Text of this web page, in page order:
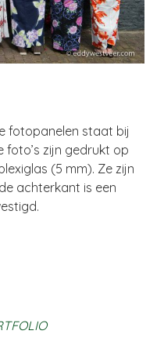
fotopanelen staat bij
foto’s zijn gedrukt op
(5 mm). Ze zijn
achterkant is een